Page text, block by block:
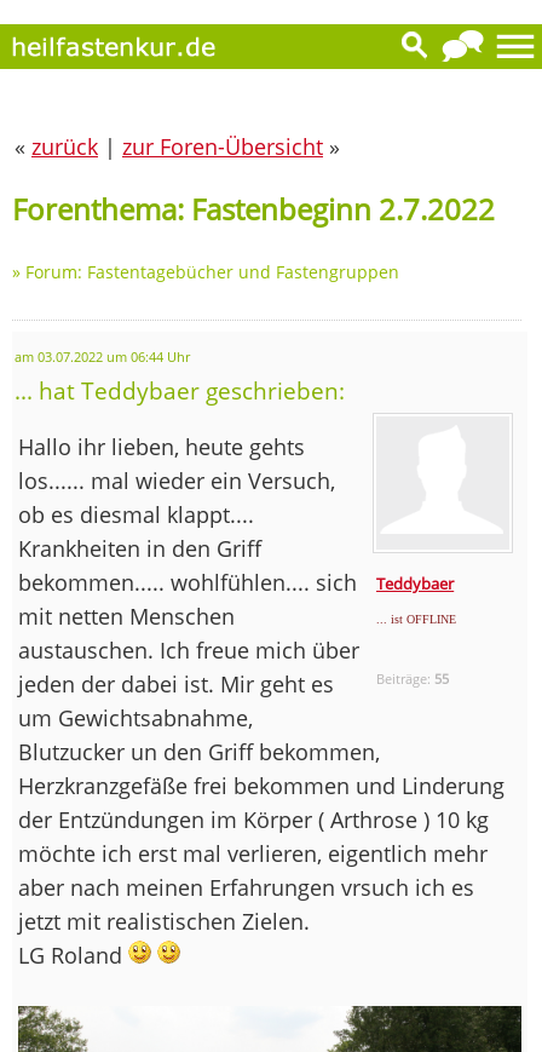
« zurück | zur Foren-Übersicht »
Forenthema: Fastenbeginn 2.7.2022
» Forum: Fastentagebücher und Fastengruppen
am 03.07.2022 um 06:44 Uhr
... hat Teddybaer geschrieben:
Teddybaer
... ist OFFLINE
Beiträge: 55
Hallo ihr lieben, heute gehts
los...... mal wieder ein Versuch,
ob es diesmal klappt....
Krankheiten in den Griff
bekommen..... wohlfühlen.... sich
mit netten Menschen
austauschen. Ich freue mich über
jeden der dabei ist. Mir geht es
um Gewichtsabnahme,
Blutzucker un den Griff bekommen,
Herzkranzgefäße frei bekommen und Linderung
der Entzündungen im Körper ( Arthrose ) 10 kg
möchte ich erst mal verlieren, eigentlich mehr
aber nach meinen Erfahrungen vrsuch ich es
jetzt mit realistischen Zielen.
LG Roland